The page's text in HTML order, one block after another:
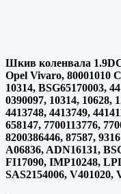
Шкив коленвала
Opel Vivaro, 80001010
10314, BSG65170003,
0390097, 10314, 10628,
4413748, 4413749,
658147, 7700113776,
8200386446, 87587,
A06836, ADN16131,
FI17090, IMP10248,
SAS2154006, V401020,